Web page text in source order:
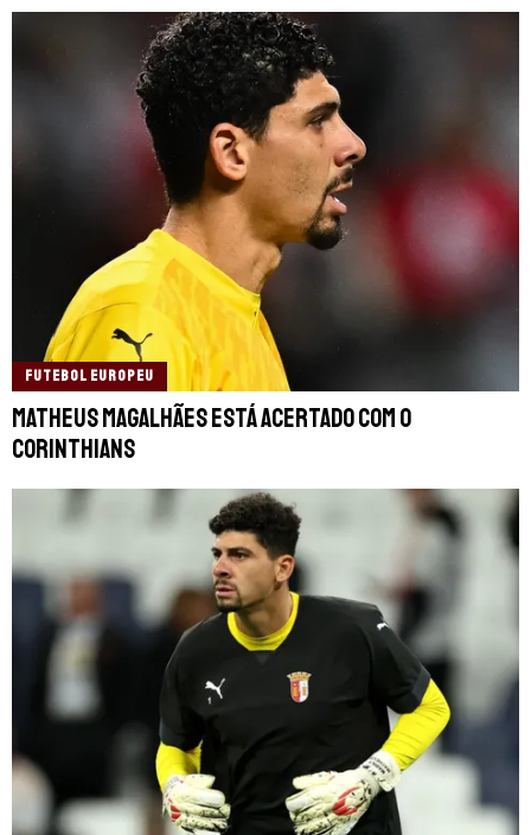
FUTEBOL EUROPEU
Matheus Magalhães está acertado com o
Corinthians